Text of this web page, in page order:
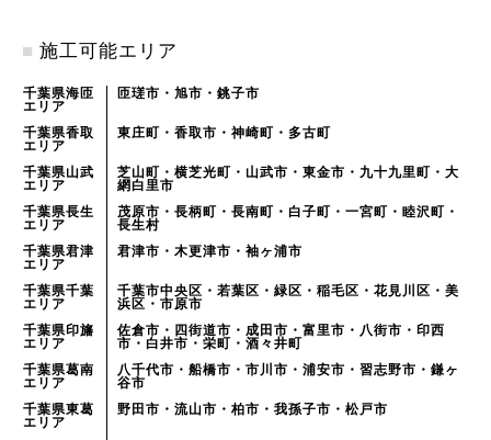
■ 施工可能エリア
千葉県海匝
エリア
匝瑳市・旭市・銚子市
千葉県香取
エリア
東庄町・香取市・神崎町・多古町
千葉県山武
エリア
芝山町・横芝光町・山武市・東金市・九十九里町・大
網白里市
千葉県長生
エリア
茂原市・長柄町・長南町・白子町・一宮町・睦沢町・
長生村
千葉県君津
エリア
君津市・木更津市・袖ヶ浦市
千葉県千葉
エリア
千葉市中央区・若葉区・緑区・稲毛区・花見川区・美
浜区・市原市
千葉県印旛
エリア
佐倉市・四街道市・成田市・富里市・八街市・印西
市・白井市・栄町・酒々井町
千葉県葛南
エリア
八千代市・船橋市・市川市・浦安市・習志野市・鎌ヶ
谷市
千葉県東葛
エリア
野田市・流山市・柏市・我孫子市・松戸市